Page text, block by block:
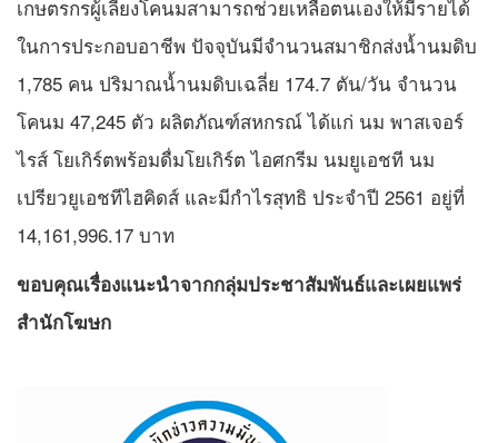
เกษตรกรผู้เลี้ยงโคนมสามารถช่วยเหลือตนเองให้มีรายได้
ในการประกอบอาชีพ ปัจจุบันมีจำนวนสมาชิกส่งน้ำนมดิบ
1,785 คน ปริมาณน้ำนมดิบเฉลี่ย 174.7 ตัน/วัน จำนวน
โคนม 47,245 ตัว ผลิตภัณฑ์สหกรณ์ ได้แก่ นม พาสเจอร์
ไรส์ โยเกิร์ตพร้อมดื่มโยเกิร์ต ไอศกรีม นมยูเอชที นม
เปรียวยูเอชทีไฮคิดส์ และมีกำไรสุทธิ ประจำปี 2561 อยู่ที่
14,161,996.17 บาท
ขอบคุณเรื่องแนะนำจากกลุ่มประชาสัมพันธ์และเผยแพร่
สำนักโฆษก